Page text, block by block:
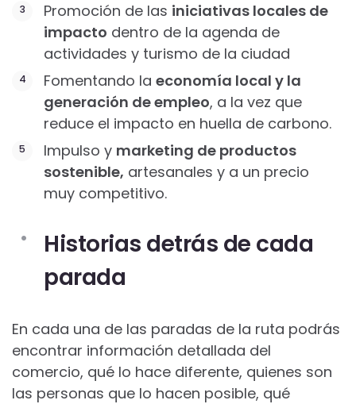
Promoción de las iniciativas locales de
impacto dentro de la agenda de
actividades y turismo de la ciudad
Fomentando la economía local y la
generación de empleo, a la vez que
reduce el impacto en huella de carbono.
Impulso y marketing de productos
sostenible, artesanales y a un precio
muy competitivo.
Historias detrás de cada
parada
En cada una de las paradas de la ruta podrás
encontrar información detallada del
comercio, qué lo hace diferente, quienes son
las personas que lo hacen posible, qué